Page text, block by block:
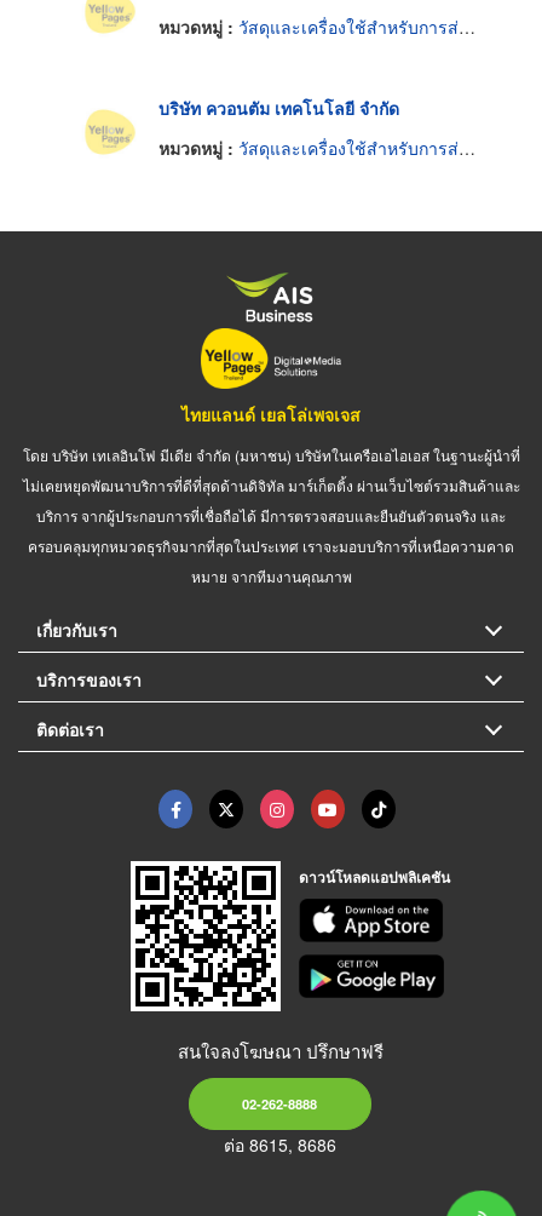
หมวดหมู่ : วัสดุและเครื่องใช้สำหรับการส่งกำลังไฟฟ้าอิเล็กทรอนิกส์
บริษัท ควอนตัม เทคโนโลยี จำกัด
หมวดหมู่ : วัสดุและเครื่องใช้สำหรับการส่งกำลังไฟฟ้าอิเล็กทรอนิกส์
ไทยแลนด์ เยลโล่เพจเจส
โดย บริษัท เทเลอินโฟ มีเดีย จำกัด (มหาชน) บริษัทในเครือเอไอเอส ในฐานะผู้นำที่
ไม่เคยหยุดพัฒนาบริการที่ดีที่สุดด้านดิจิทัล มาร์เก็ตติ้ง ผ่านเว็บไซต์รวมสินค้าและ
บริการ จากผู้ประกอบการที่เชื่อถือได้ มีการตรวจสอบและยืนยันตัวตนจริง และ
ครอบคลุมทุกหมวดธุรกิจมากที่สุดในประเทศ เราจะมอบบริการที่เหนือความคาด
หมาย จากทีมงานคุณภาพ
เกี่ยวกับเรา
บริการของเรา
ติดต่อเรา
ดาวน์โหลดแอปพลิเคชัน
สนใจลงโฆษณา ปรึกษาฟรี
02-262-8888
ต่อ 8615, 8686